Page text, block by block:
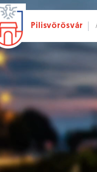
Ugrás a fő tartalomhoz
Pilisvörösvár